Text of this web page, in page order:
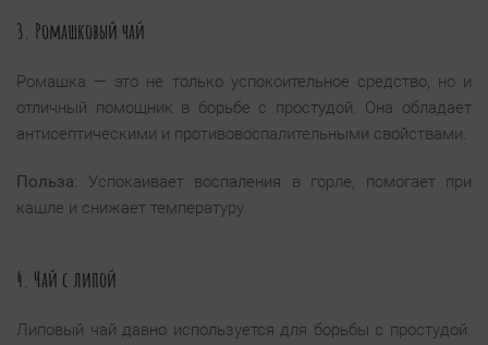
3. Ромашковый чай
Ромашка — это не только успокоительное средство, но и
отличный помощник в борьбе с простудой. Она обладает
антисептическими и противовоспалительными свойствами.
Польза: Успокаивает воспаления в горле, помогает при
кашле и снижает температуру.
4. Чай с липой
Липовый чай давно используется для борьбы с простудой.